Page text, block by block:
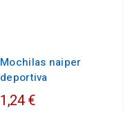
Mochilas naiper
deportiva
1,24 €